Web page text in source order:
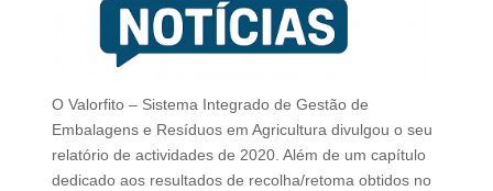
O Valorfito – Sistema Integrado de Gestão de
Embalagens e Resíduos em Agricultura divulgou o seu
relatório de actividades de 2020. Além de um capítulo
dedicado aos resultados de recolha/retoma obtidos no